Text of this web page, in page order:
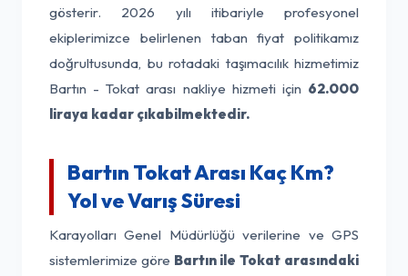
gösterir. 2026 yılı itibariyle profesyonel
ekiplerimizce belirlenen taban fiyat politikamız
doğrultusunda, bu rotadaki taşımacılık hizmetimiz
Bartın - Tokat arası nakliye hizmeti için 62.000
liraya kadar çıkabilmektedir.
Bartın Tokat Arası Kaç Km?
Yol ve Varış Süresi
Karayolları Genel Müdürlüğü verilerine ve GPS
sistemlerimize göre Bartın ile Tokat arasındaki